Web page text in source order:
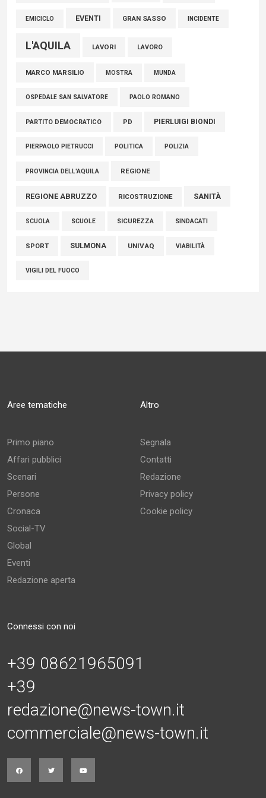
EMICICLO EVENTI GRAN SASSO INCIDENTE
L'AQUILA LAVORI LAVORO
MARCO MARSILIO MOSTRA MUNDA
OSPEDALE SAN SALVATORE PAOLO ROMANO
PARTITO DEMOCRATICO PD PIERLUIGI BIONDI
PIERPAOLO PIETRUCCI POLITICA POLIZIA
PROVINCIA DELL'AQUILA REGIONE
REGIONE ABRUZZO RICOSTRUZIONE SANITÀ
SCUOLA SCUOLE SICUREZZA SINDACATI
SPORT SULMONA UNIVAQ VIABILITÀ
VIGILI DEL FUOCO
Aree tematiche
Primo piano
Affari pubblici
Scenari
Persone
Cronaca
Social-TV
Global
Eventi
Redazione aperta
Altro
Segnala
Contatti
Redazione
Privacy policy
Cookie policy
Connessi con noi
+39 08621965091
+39
redazione@news-town.it
commerciale@news-town.it